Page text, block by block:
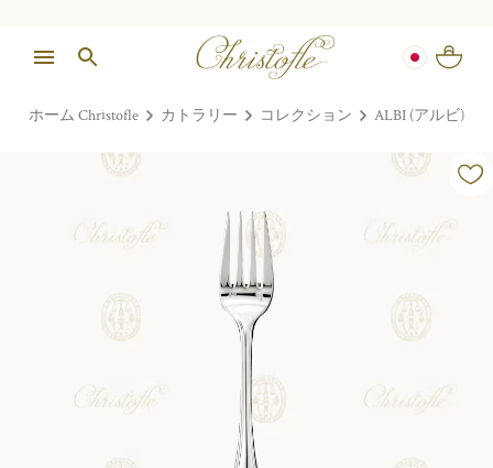
ホーム Christofle カトラリー コレクション ALBI (アルビ)